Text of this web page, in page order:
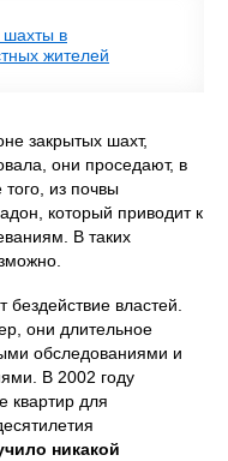
шахты в
жителей
закрытых шахт,
они проседают, в
из почвы
который приводит к
В таких
бездействие властей.
они длительное
обследованиями и
В 2002 году
квартир для
никакой